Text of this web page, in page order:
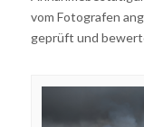
vom Fotografen
geprüft und